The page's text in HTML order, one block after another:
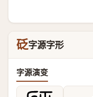
砭字源字形
字源演变